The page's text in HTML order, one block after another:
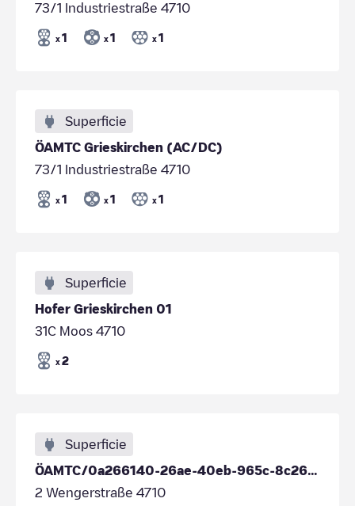
73/1 Industriestraße 4710
x 1 x 1 x 1
Superficie
ÖAMTC Grieskirchen (AC/DC)
73/1 Industriestraße 4710
x 1 x 1 x 1
Superficie
Hofer Grieskirchen 01
31C Moos 4710
x 2
Superficie
ÖAMTC/0a266140-26ae-40eb-965c-8c268b468b58
2 Wengerstraße 4710